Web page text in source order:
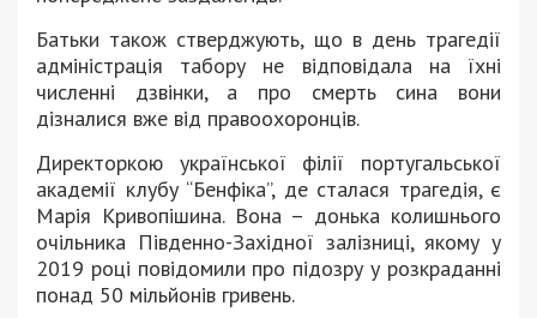
Батьки також стверджують, що в день трагедії
адміністрація табору не відповідала на їхні
численні дзвінки, а про смерть сина вони
дізналися вже від правоохоронців.
Директоркою української філії португальської
академії клубу “Бенфіка”, де сталася трагедія, є
Марія Кривопішина. Вона – донька колишнього
очільника Південно-Західної залізниці, якому у
2019 році повідомили про підозру у розкраданні
понад 50 мільйонів гривень.